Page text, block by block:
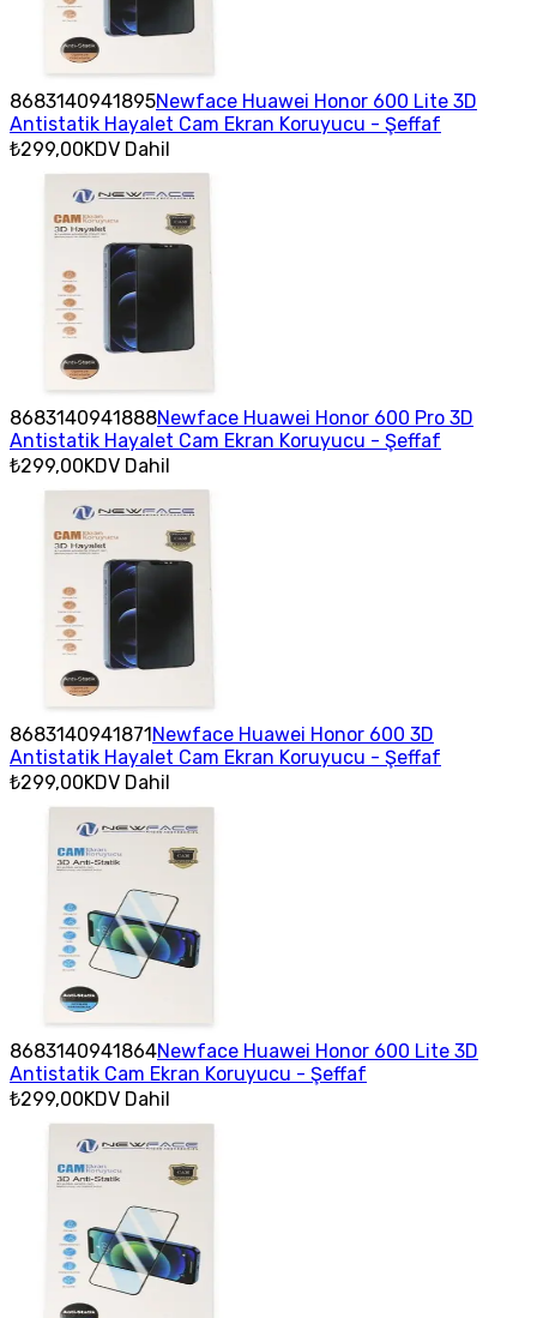
8683140941895Newface Huawei Honor 600 Lite 3D
Antistatik Hayalet Cam Ekran Koruyucu - Şeffaf
₺299,00KDV Dahil
8683140941888Newface Huawei Honor 600 Pro 3D
Antistatik Hayalet Cam Ekran Koruyucu - Şeffaf
₺299,00KDV Dahil
8683140941871Newface Huawei Honor 600 3D
Antistatik Hayalet Cam Ekran Koruyucu - Şeffaf
₺299,00KDV Dahil
8683140941864Newface Huawei Honor 600 Lite 3D
Antistatik Cam Ekran Koruyucu - Şeffaf
₺299,00KDV Dahil